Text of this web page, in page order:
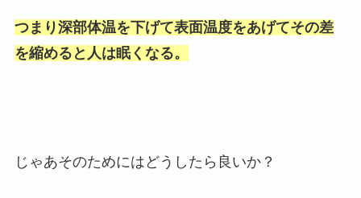
つまり深部体温を下げて表面温度をあげてその差
を縮めると人は眠くなる。
じゃあそのためにはどうしたら良いか？